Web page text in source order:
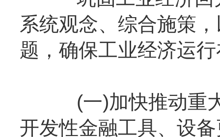
系统观念、综合施策
题，确保工业经济运
(一)加快推动重大
开发性金融工具、设